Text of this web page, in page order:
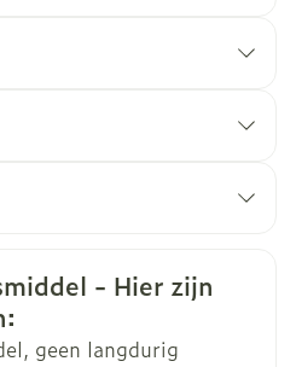
- Hier zijn
geen langdurig